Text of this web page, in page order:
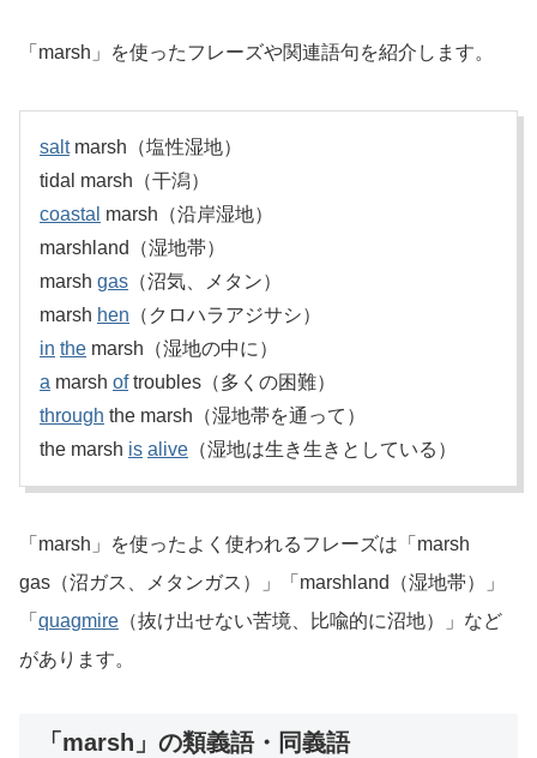
「marsh」を使ったフレーズや関連語句を紹介します。
saltmarsh（塩性湿地）
tidal marsh（干潟）
coastal marsh（沿岸湿地）
marshland（湿地帯）
marsh gas （沼気、メタン）
marsh hen （クロハラアジサシ）
in the marsh（湿地の中に）
a marsh oftroubles（多くの困難）
through the marsh（湿地帯を通って）
the marsh is alive （湿地は生き生きとしている）
「marsh」を使ったよく使われるフレーズは「marsh
gas（沼ガス、メタンガス）」「marshland（湿地帯）」
「 quagmire （抜け出せない苦境、比喩的に沼地）」など
があります。
「marsh」の類義語・同義語